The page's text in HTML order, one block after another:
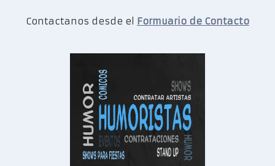
Contactanos desde el Formuario de Contacto